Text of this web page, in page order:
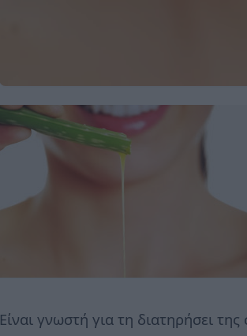
Είναι γνωστή για τη διατηρήσει